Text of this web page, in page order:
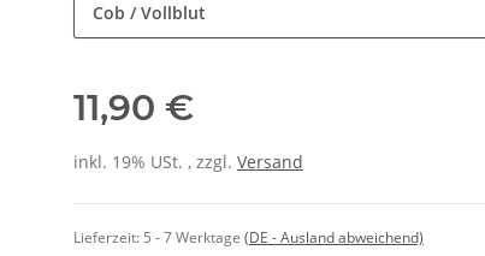
Cob / Vollblut
11,90 €
inkl. 19% USt. , zzgl. Versand
Lieferzeit: 5 - 7 Werktage (DE - Ausland abweichend)